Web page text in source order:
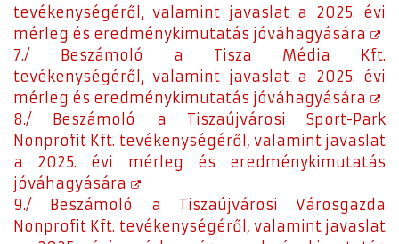
tevékenységéről, valamint javaslat a 2025. évi
mérleg és eredménykimutatás jóváhagyására
7./ Beszámoló a Tisza Média Kft.
tevékenységéről, valamint javaslat a 2025. évi
mérleg és eredménykimutatás jóváhagyására
8./ Beszámoló a Tiszaújvárosi Sport-Park
Nonprofit Kft. tevékenységéről, valamint javaslat
a 2025. évi mérleg és eredménykimutatás
jóváhagyására
9./ Beszámoló a Tiszaújvárosi Városgazda
Nonprofit Kft. tevékenységéről, valamint javaslat